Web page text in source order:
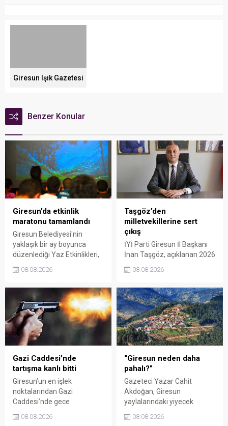
Giresun Işık Gazetesi
Benzer Konular
Giresun’da etkinlik
maratonu tamamlandı
Giresun Belediyesi'nin
yaklaşık bir ay boyunca
düzenlediği Yaz Etkinlikleri,
sanat ve eğlenceyle
organizasyonun ardından
Kadın El Emeği Pazarı'nın
süresi de 16 Ağustos'a
kadar uzatıldı.
08.08.2026
Taşgöz’den
milletvekillerine sert
çıkış
İYİ Parti Giresun İl Başkanı
İnan Taşgöz, açıklanan 2026
üzerinden iktidar
eleştirdi. Taşgöz, üreticinin
emeğinin karşılığını
alamadığını savunarak,
Giresun milletvekillerini
sessiz kalmakla suçladı.
08.08.2026
Gazi Caddesi’nde
tartışma kanlı bitti
Giresun’un en işlek
noktalarından Gazi
Caddesi’nde gece
kavgada A.E. ayağından
08.08.2026
“Giresun neden daha
pahalı?”
Gazeteci Yazar Cahit
Akdoğan, Giresun
yaylalarındaki yiyecek
belirgin biçimde yüksek
08.08.2026